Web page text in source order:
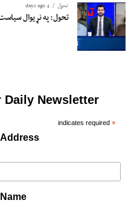
تحول 4 days ago
تحول: په نړیوال
Newsletter
*
indicates required
Address